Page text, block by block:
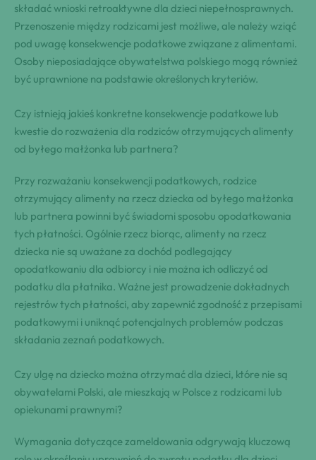
składać wnioski retroaktywne dla dzieci niepełnosprawnych.
Przenoszenie między rodzicami jest możliwe, ale należy wziąć
pod uwagę konsekwencje podatkowe związane z alimentami.
Osoby nieposiadające obywatelstwa polskiego mogą również
być uprawnione na podstawie określonych kryteriów.
Czy istnieją jakieś konkretne konsekwencje podatkowe lub
kwestie do rozważenia dla rodziców otrzymujących alimenty
od byłego małżonka lub partnera?
Przy rozważaniu konsekwencji podatkowych, rodzice
otrzymujący alimenty na rzecz dziecka od byłego małżonka
lub partnera powinni być świadomi sposobu opodatkowania
tych płatności. Ogólnie rzecz biorąc, alimenty na rzecz
dziecka nie są uważane za dochód podlegający
opodatkowaniu dla odbiorcy i nie można ich odliczyć od
podatku dla płatnika. Ważne jest prowadzenie dokładnych
rejestrów tych płatności, aby zapewnić zgodność z przepisami
podatkowymi i uniknąć potencjalnych problemów podczas
składania zeznań podatkowych.
Czy ulgę na dziecko można otrzymać dla dzieci, które nie są
obywatelami Polski, ale mieszkają w Polsce z rodzicami lub
opiekunami prawnymi?
Wymagania dotyczące zameldowania odgrywają kluczową